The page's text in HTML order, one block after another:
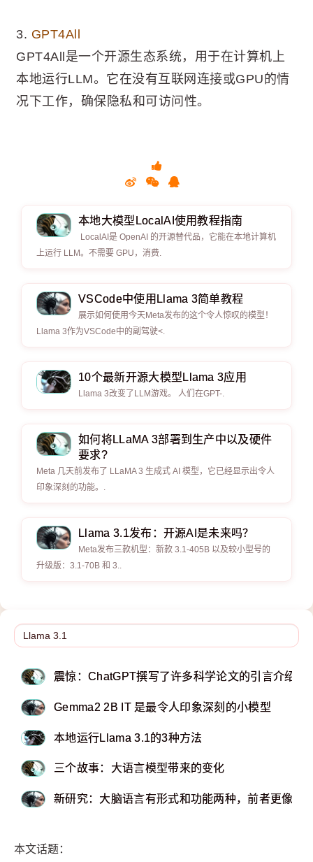
3. GPT4All
GPT4All是一个开源生态系统，用于在计算机上
本地运行LLM。它在没有互联网连接或GPU的情
况下工作，确保隐私和可访问性。
本地大模型LocalAI使用教程指南
LocalAI是 OpenAI 的开源替代品，它能在本地计算机
上运行 LLM。不需要 GPU，消费.
VSCode中使用Llama 3简单教程
展示如何使用今天Meta发布的这个令人惊叹的模型！
Llama 3作为VSCode中的副驾驶<.
10个最新开源大模型Llama 3应用
Llama 3改变了LLM游戏。 人们在GPT-.
如何将LLaMA 3部署到生产中以及硬件
要求?
Meta 几天前发布了 LLaMA 3 生成式 AI 模型，它已经显示出令人
印象深刻的功能。.
Llama 3.1发布：开源AI是未来吗？
Meta发布三款机型：新款 3.1-405B 以及较小型号的
升级版：3.1-70B 和 3..
震惊：ChatGPT撰写了许多科学论文的引言介绍
Gemma2 2B IT 是最令人印象深刻的小模型
本地运行Llama 3.1的3种方法
三个故事：大语言模型带来的变化
新研究：大脑语言有形式和功能两种，前者更像大
本文话题：